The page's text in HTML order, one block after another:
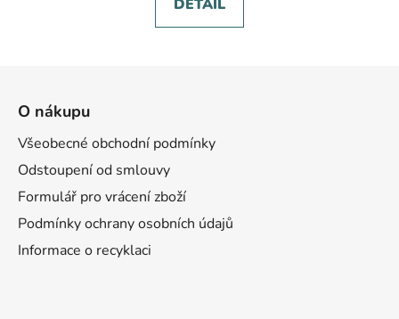
DETAIL
O nákupu
Všeobecné obchodní podmínky
Odstoupení od smlouvy
Formulář pro vrácení zboží
Podmínky ochrany osobních údajů
Informace o recyklaci